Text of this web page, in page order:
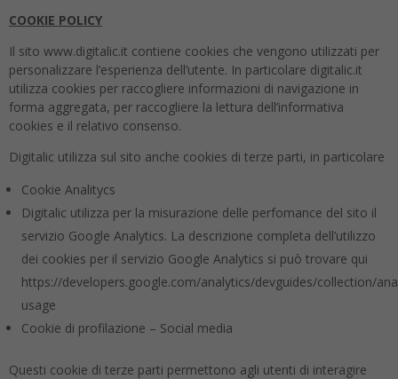
COOKIE POLICY
Il sito www.digitalic.it contiene cookies che vengono utilizzati per
personalizzare l’esperienza dell’utente. In particolare digitalic.it
utilizza cookies per raccogliere informazioni di navigazione in
forma aggregata, per raccogliere la lettura dell’informativa
cookies e il relativo consenso.
Digitalic utilizza sul sito anche cookies di terze parti, in particolare
Cookie Analitycs
Digitalic utilizza per la misurazione delle perfomance del sito il
servizio Google Analytics. La descrizione completa dell’utilizzo
dei cookies per il servizio Google Analytics si può trovare qui
https://developers.google.com/analytics/devguides/collection/
usage
Cookie di profilazione – Social media
Questi cookie di terze parti permettono agli utenti di interagire